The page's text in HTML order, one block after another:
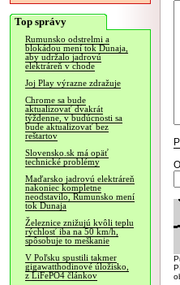
Top správy
Rumunsko odstrelmi a
blokádou mení tok Dunaja,
aby udržalo jadrovú
elektráreň v chode
Joj Play výrazne zdražuje
Chrome sa bude
aktualizovať dvakrát
týždenne, v budúcnosti sa
bude aktualizovať bez
reštartov
Slovensko.sk má opäť
technické problémy
Maďarsko jadrovú elektráreň
nakoniec kompletne
neodstavilo, Rumunsko mení
tok Dunaja
Železnice znižujú kvôli teplu
rýchlosť iba na 50 km/h,
spôsobuje to meškanie
V Poľsku spustili takmer
gigawatthodinové úložisko,
z LiFePO4 článkov